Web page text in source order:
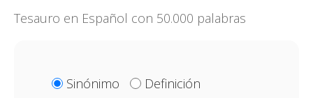
Tesauro en Español con 50.000 palabras
Sinónimo
Definición